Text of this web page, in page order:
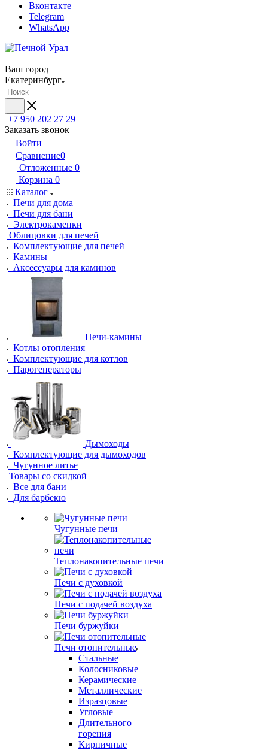
Вконтакте
Telegram
WhatsApp
Ваш город
Екатеринбург
+7 950 202 27 29
Заказать звонок
Войти
Сравнение0
Отложенные 0
Корзина 0
Каталог
Печи для дома
Печи для бани
Электрокаменки
Облицовки для печей
Комплектующие для печей
Камины
Аксессуары для каминов
Печи-камины
Котлы отопления
Комплектующие для котлов
Парогенераторы
Дымоходы
Комплектующие для дымоходов
Чугунное литье
Товары со скидкой
Все для бани
Для барбекю
Чугунные печи
Теплонакопительные печи
Печи с духовкой
Печи с подачей воздуха
Печи буржуйки
Печи отопительные
Стальные
Колосниковые
Керамические
Металлические
Изразцовые
Угловые
Длительного
горения
Кирпичные